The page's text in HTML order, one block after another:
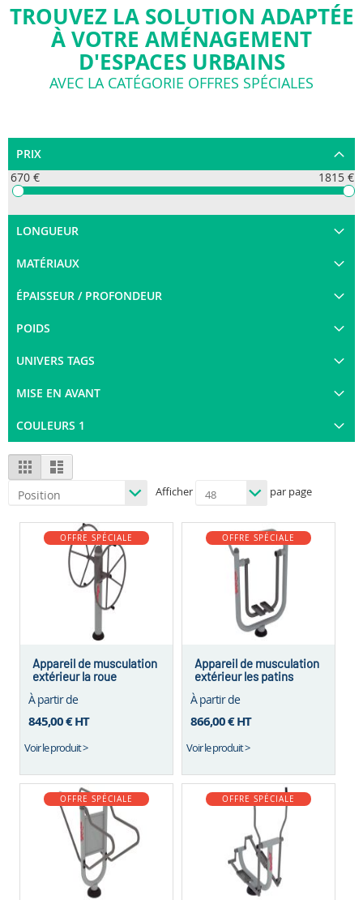
TROUVEZ LA SOLUTION ADAPTÉE
À VOTRE AMÉNAGEMENT
D'ESPACES URBAINS
AVEC LA CATÉGORIE OFFRES SPÉCIALES
View
as
Grid List
Afficher par page
OFFRE SPÉCIALE
Appareil de musculation
extérieur la roue
À partir de
845,00 €HT
Voir le produit >
OFFRE SPÉCIALE
Appareil de musculation
extérieur les patins
À partir de
866,00 €HT
Voir le produit >
OFFRE SPÉCIALE OFFRE SPÉCIALE
PRIX
670 €
1815 €
LONGUEUR
MATÉRIAUX
ÉPAISSEUR / PROFONDEUR
POIDS
UNIVERS TAGS
MISE EN AVANT
COULEURS 1